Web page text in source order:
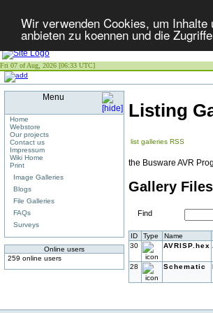
Wir verwenden Cookies, um
anbieten zu koennen und die
Fri 07 of Aug, 2026 [06:33 UTC]
Menu
Home
Webstore
Our projects
Contact us
Impressum
Wiki Home
Print
Image Galleries
Blogs
File Galleries
FAQs
Surveys
Online users
259 online users
Listing
list galleries RSS
the Busware AVR
Gallery Files
Find
ID Type Name
30
AVRISP.hex
28
Schematic